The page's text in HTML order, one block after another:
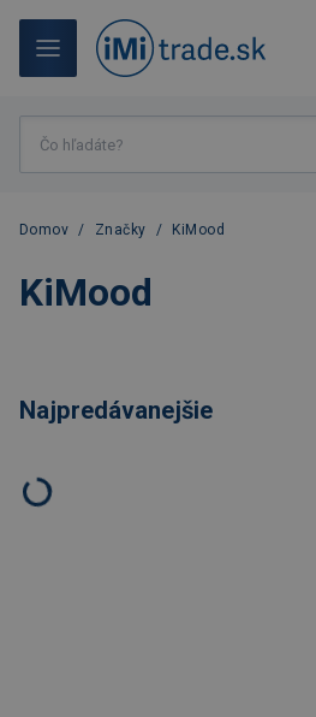
Domov / Značky / KiMood
KiMood
Najpredávanejšie